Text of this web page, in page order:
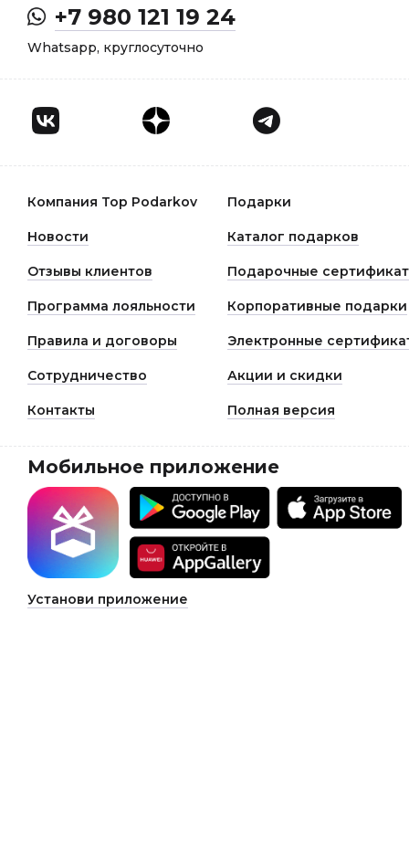
+7 980 121 19 24
Whatsapp, круглосуточно
Компания Top Podarkov Подарки
Новости Каталог подарков
Отзывы клиентов Подарочные
Программа лояльности Корпоративные подарки
Правила и договоры Электронные
Сотрудничество Акции и скидки
Контакты Полная версия
Мобильное приложение
Установи приложение